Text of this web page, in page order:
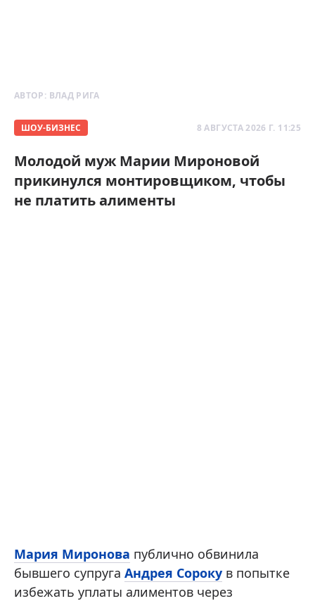
АВТОР: ВЛАД РИГА
ШОУ-БИЗНЕС 8 АВГУСТА 2026 Г. 11:25
Молодой муж Марии Мироновой
прикинулся монтировщиком, чтобы
не платить алименты
Мария Миронова публично обвинила
бывшего супруга Андрея Сороку в попытке
избежать уплаты алиментов через